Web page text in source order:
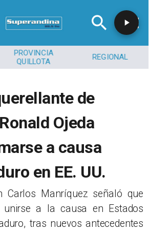
PROVINCIA
QUILLOTA
REGIONAL
de
Ojeda
a causa
en EE. UU.
Carlos Manríquez señaló que
unirse a la causa en Estados
tras nuevos antecedentes